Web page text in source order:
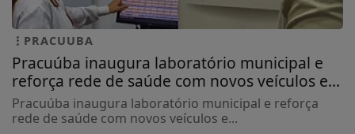
PRACUUBA
Pracuúba inaugura laboratório municipal e
reforça rede de saúde com novos veículos e...
Pracuúba inaugura laboratório municipal e reforça
rede de saúde com novos veículos e...